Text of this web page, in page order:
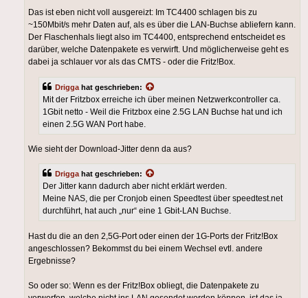
Das ist eben nicht voll ausgereizt: Im TC4400 schlagen bis zu
~150Mbit/s mehr Daten auf, als es über die LAN-Buchse abliefern kann.
Der Flaschenhals liegt also im TC4400, entsprechend entscheidet es
darüber, welche Datenpakete es verwirft. Und möglicherweise geht es
dabei ja schlauer vor als das CMTS - oder die Fritz!Box.
Drigga hat geschrieben:
Mit der Fritzbox erreiche ich über meinen Netzwerkcontroller ca.
1Gbit netto - Weil die Fritzbox eine 2.5G LAN Buchse hat und ich
einen 2.5G WAN Port habe.
Wie sieht der Download-Jitter denn da aus?
Drigga hat geschrieben:
Der Jitter kann dadurch aber nicht erklärt werden.
Meine NAS, die per Cronjob einen Speedtest über speedtest.net
durchführt, hat auch „nur“ eine 1 Gbit-LAN Buchse.
Hast du die an den 2,5G-Port oder einen der 1G-Ports der Fritz!Box
angeschlossen? Bekommst du bei einem Wechsel evtl. andere
Ergebnisse?
So oder so: Wenn es der Fritz!Box obliegt, die Datenpakete zu